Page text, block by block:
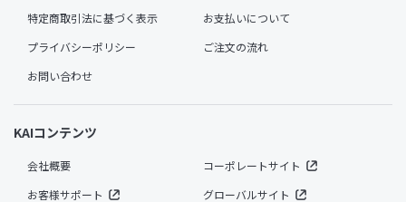
特定商取引法に基づく表示
お支払いについて
プライバシーポリシー
ご注文の流れ
お問い合わせ
KAIコンテンツ
会社概要
コーポレートサイト
お客様サポート
グローバルサイト